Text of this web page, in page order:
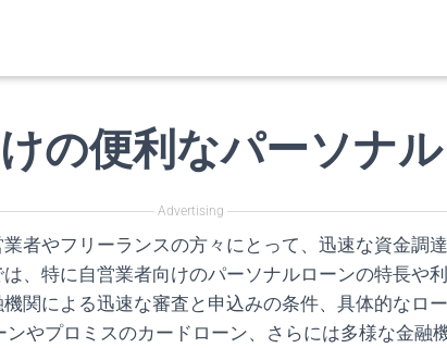
の便利なパーソナ
Advertising
業者やフリーランスの方々にとって、迅速な資金調
、特に自営業者向けのパーソナルローンの特長や
関による迅速な審査と申込みの条件、具体的なロ
ンやプロミスのカードローン、さらには多様な金融